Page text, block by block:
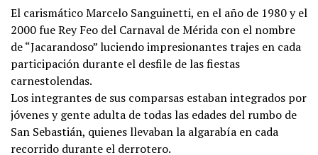
El carismático Marcelo Sanguinetti, en el año de 1980 y el
2000 fue Rey Feo del Carnaval de Mérida con el nombre
de “Jacarandoso” luciendo impresionantes trajes en cada
participación durante el desfile de las fiestas
carnestolendas.
Los integrantes de sus comparsas estaban integrados por
jóvenes y gente adulta de todas las edades del rumbo de
San Sebastián, quienes llevaban la algarabía en cada
recorrido durante el derrotero.